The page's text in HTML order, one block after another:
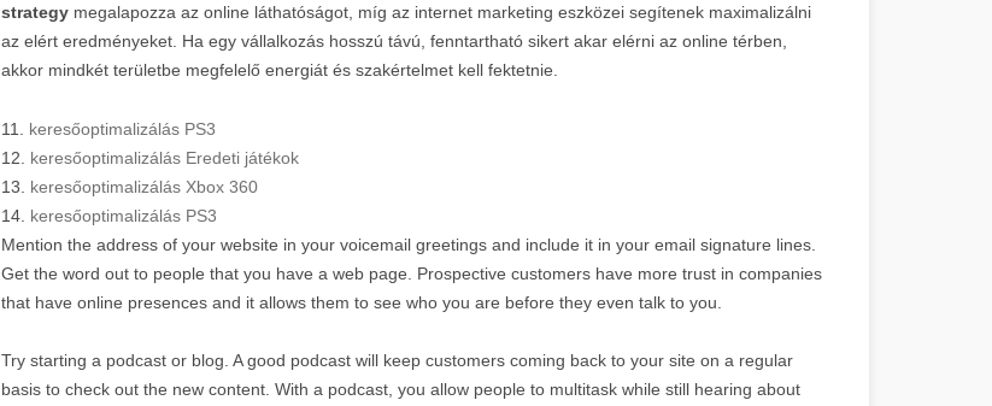
strategy megalapozza az online láthatóságot, míg az internet marketing eszközei segítenek maximalizálni
az elért eredményeket. Ha egy vállalkozás hosszú távú, fenntartható sikert akar elérni az online térben,
akkor mindkét területbe megfelelő energiát és szakértelmet kell fektetnie.
11. keresőoptimalizálás PS3
12. keresőoptimalizálás Eredeti játékok
13. keresőoptimalizálás Xbox 360
14. keresőoptimalizálás PS3
Mention the address of your website in your voicemail greetings and include it in your email signature lines.
Get the word out to people that you have a web page. Prospective customers have more trust in companies
that have online presences and it allows them to see who you are before they even talk to you.
Try starting a podcast or blog. A good podcast will keep customers coming back to your site on a regular
basis to check out the new content. With a podcast, you allow people to multitask while still hearing about